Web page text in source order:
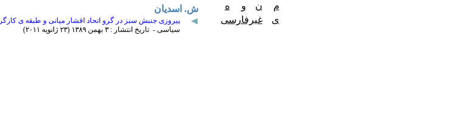
ش. اسدیان
پیروزی جنبش سبز در گرو اتحاد اقشار میانی و طبقه ی کارگر
سیاسی - تاریخ انتشار : ٣ بهمن ۱٣٨۹ (۲٣ ژانويه ۲۰۱۱)
م
ن و
ه
ی
غیرفارسی